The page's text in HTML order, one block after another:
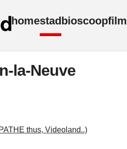
homestadbioscoopfilm
la-Neuve
thus, Videoland..)